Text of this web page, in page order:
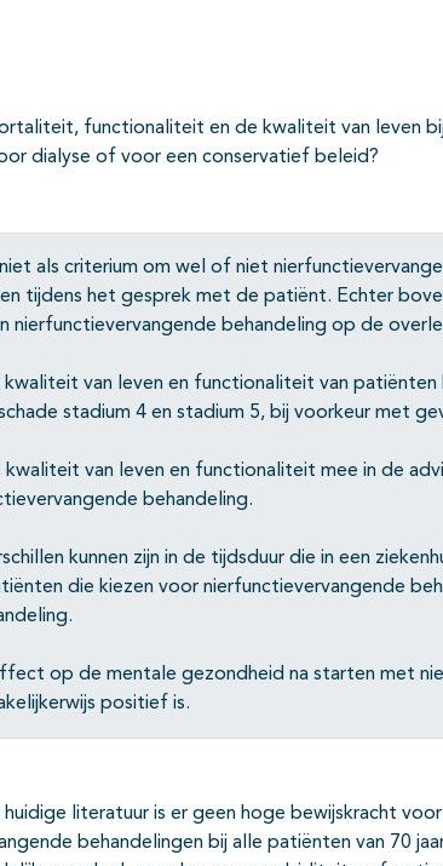
functionaliteit en de kwaliteit van leven
dialyse of voor een conservatief beleid?
als criterium om wel of niet
tijdens het gesprek met de patiënt. Echter
nierfunctievervangende behandeling op de
van leven en functionaliteit van patiënten
stadium 4 en stadium 5, bij voorkeur met
van leven en functionaliteit mee in de
behandeling.
kunnen zijn in de tijdsduur die in een
die kiezen voor nierfunctievervangende
op de mentale gezondheid na starten met
positief is.
literatuur is er geen hoge bewijskracht
behandelingen bij alle patiënten van 70